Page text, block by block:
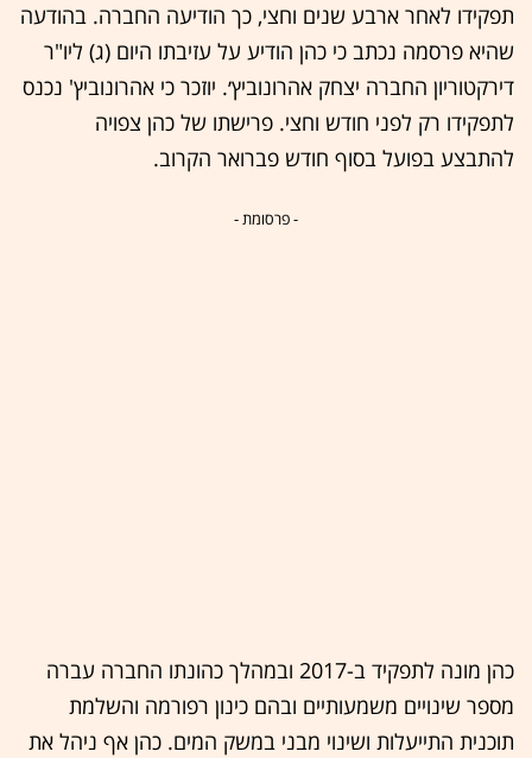
תפקידו לאחר ארבע שנים וחצי, כך הודיעה החברה. בהודעה
שהיא פרסמה נכתב כי כהן הודיע על עזיבתו היום (ג) ליו"ר
דירקטוריון החברה יצחק אהרונוביץ׳. יוזכר כי אהרונוביץ' נכנס
לתפקידו רק לפני חודש וחצי. פרישתו של כהן צפויה
להתבצע בפועל בסוף חודש פברואר הקרוב.
- פרסומת -
כהן מונה לתפקיד ב-2017 ובמהלך כהונתו החברה עברה
מספר שינויים משמעותיים ובהם כינון רפורמה והשלמת
תוכנית התייעלות ושינוי מבני במשק המים. כהן אף ניהל את